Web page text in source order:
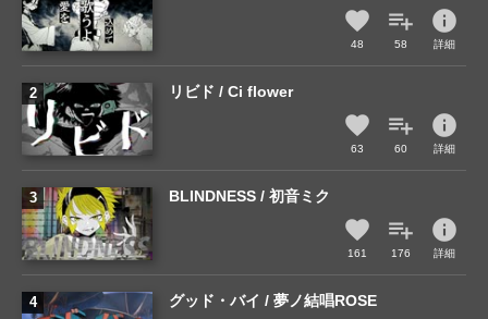
48 58
info
詳細
リビド / Ci flower
63 60
info
詳細
BLINDNESS / 初音ミク
161 176
info
詳細
グッド・バイ / 夢ノ結唱ROSE